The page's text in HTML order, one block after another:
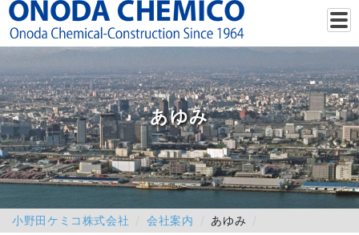
あゆみ
小野田ケミコ株式会社 会社案内 あゆみ